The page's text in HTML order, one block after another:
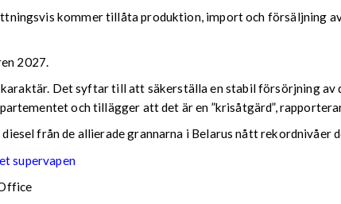
kommer tillåta produktion, import och försäljning
2027.
Det syftar till att säkerställa en stabil försörjning av
och tillägger att det är en ”krisåtgärd”,
från de allierade grannarna i Belarus nått rekordnivåer
supervapen